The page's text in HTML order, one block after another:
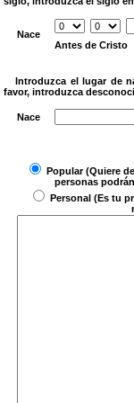
Nace
Antes de Cristo
Introduzca el lugar de
favor, introduzca
Nace
Popular(Quiere
personas
Personal(Es tu